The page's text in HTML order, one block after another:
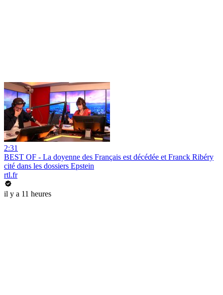
2:31
BEST OF - La doyenne des Français est décédée et Franck Ribéry
cité dans les dossiers Epstein
rtl.fr
il y a 11 heures